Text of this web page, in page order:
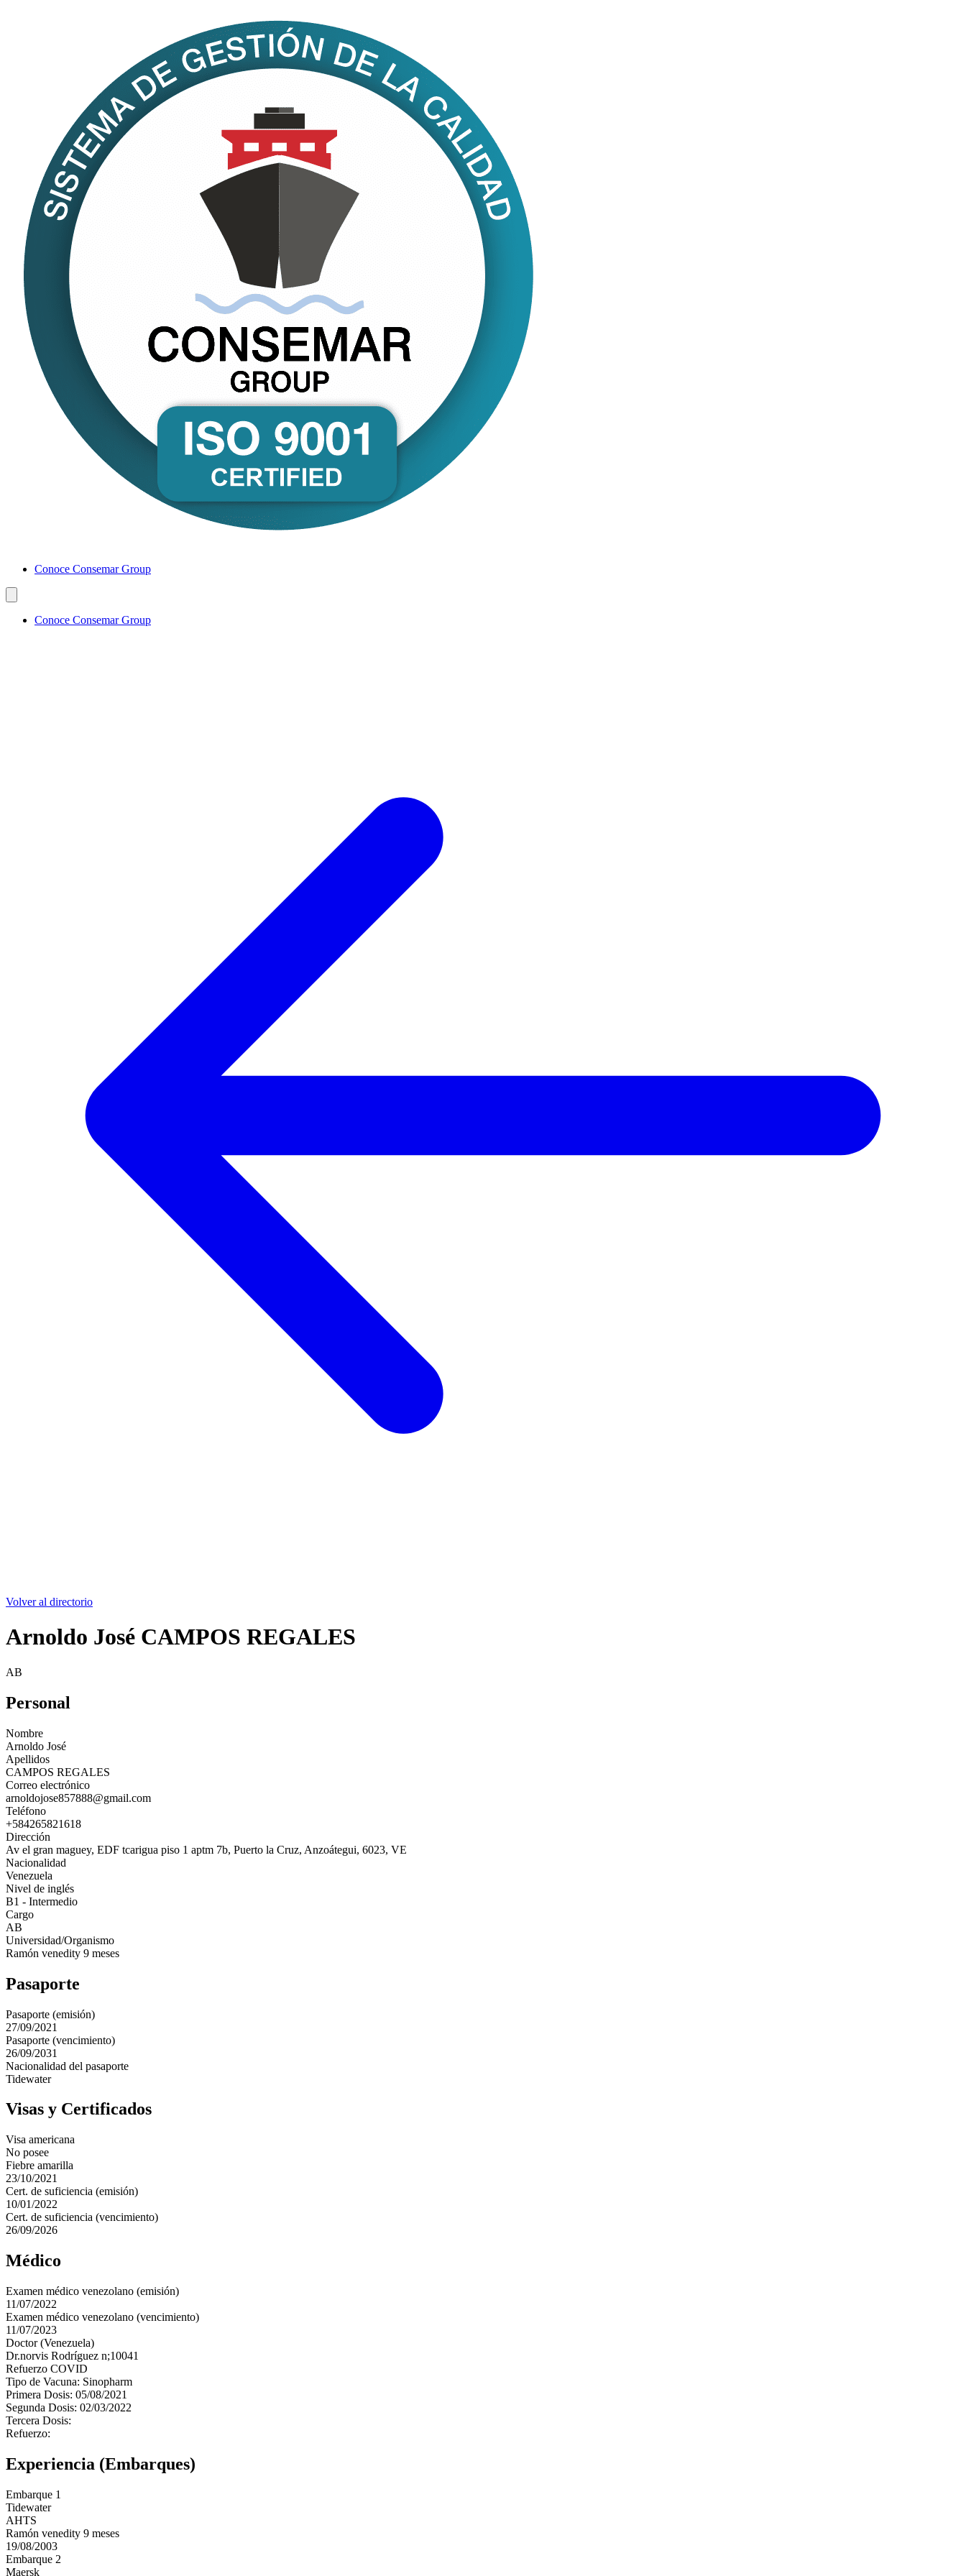
Conoce Consemar Group
Conoce Consemar Group
Volver al directorio
Arnoldo José CAMPOS REGALES
AB
Personal
Nombre
Arnoldo José
Apellidos
CAMPOS REGALES
Correo electrónico
arnoldojose857888@gmail.com
Teléfono
+584265821618
Dirección
Av el gran maguey, EDF tcarigua piso 1 aptm 7b, Puerto la Cruz, Anzoátegui, 6023, VE
Nacionalidad
Venezuela
Nivel de inglés
B1 - Intermedio
Cargo
AB
Universidad/Organismo
Ramón venedity 9 meses
Pasaporte
Pasaporte (emisión)
27/09/2021
Pasaporte (vencimiento)
26/09/2031
Nacionalidad del pasaporte
Tidewater
Visas y Certificados
Visa americana
No posee
Fiebre amarilla
23/10/2021
Cert. de suficiencia (emisión)
10/01/2022
Cert. de suficiencia (vencimiento)
26/09/2026
Médico
Examen médico venezolano (emisión)
11/07/2022
Examen médico venezolano (vencimiento)
11/07/2023
Doctor (Venezuela)
Dr.norvis Rodríguez n;10041
Refuerzo COVID
Tipo de Vacuna: Sinopharm
Primera Dosis: 05/08/2021
Segunda Dosis: 02/03/2022
Tercera Dosis:
Refuerzo:
Experiencia (Embarques)
Embarque 1
Tidewater
AHTS
Ramón venedity 9 meses
19/08/2003
Embarque 2
Maersk